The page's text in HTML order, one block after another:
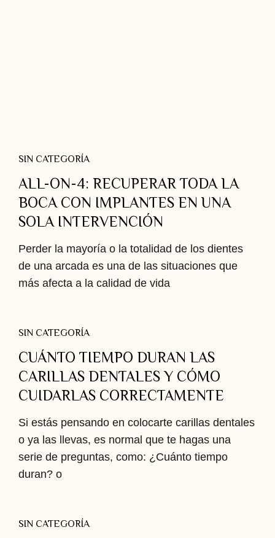
SIN CATEGORÍA
ALL-ON-4: RECUPERAR TODA LA
BOCA CON IMPLANTES EN UNA
SOLA INTERVENCIÓN
Perder la mayoría o la totalidad de los dientes
de una arcada es una de las situaciones que
más afecta a la calidad de vida
SIN CATEGORÍA
CUÁNTO TIEMPO DURAN LAS
CARILLAS DENTALES Y CÓMO
CUIDARLAS CORRECTAMENTE
Si estás pensando en colocarte carillas dentales
o ya las llevas, es normal que te hagas una
serie de preguntas, como: ¿Cuánto tiempo
duran? o
SIN CATEGORÍA